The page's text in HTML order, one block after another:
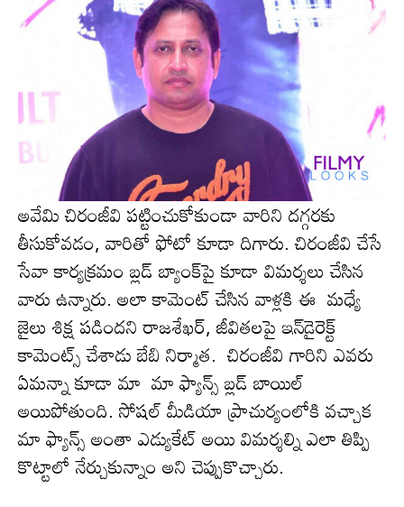
అవేమి చిరంజీవి ప‌ట్టించుకోకుండా వారిని ద‌గ్గ‌ర‌కు
తీసుకోవ‌డం, వారితో ఫోటో కూడా దిగారు. చిరంజీవి చేసే
సేవా కార్య‌క్ర‌మం బ్లడ్ బ్యాంక్‌పై కూడా విమ‌ర్శ‌లు చేసిన
వారు ఉన్నారు. అలా కామెంట్ చేసిన వాళ్ల‌కి ఈ మ‌ధ్యే
జైలు శిక్ష ప‌డింద‌ని రాజ‌శేఖ‌ర్, జీవిత‌ల‌పై ఇన్‌డైరెక్ట్
కామెంట్స్ చేశాడు బేబి నిర్మాత‌. చిరంజీవి గారిని ఎవ‌రు
ఏమ‌న్నా కూడా మా మా ఫ్యాన్స్ బ్లడ్ బాయిల్
అయిపోతుంది. సోషల్ మీడియా ప్రాచుర్యంలోకి వ‌చ్చాక
మా ఫ్యాన్స్ అంతా ఎడ్యుకేట్ అయి విమర్శల్ని ఎలా తిప్పి
కొట్టాలో నేర్చుకున్నాం అని చెప్పుకొచ్చారు.